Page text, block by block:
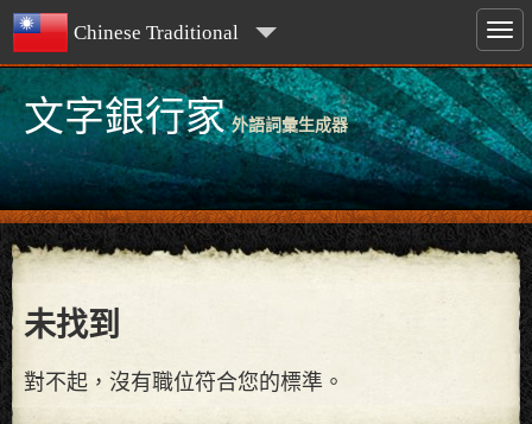
Chinese Traditional
文字銀行家 外語詞彙生成器
未找到
對不起，沒有職位符合您的標準。